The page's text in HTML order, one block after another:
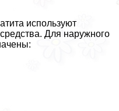
используют
Для наружного